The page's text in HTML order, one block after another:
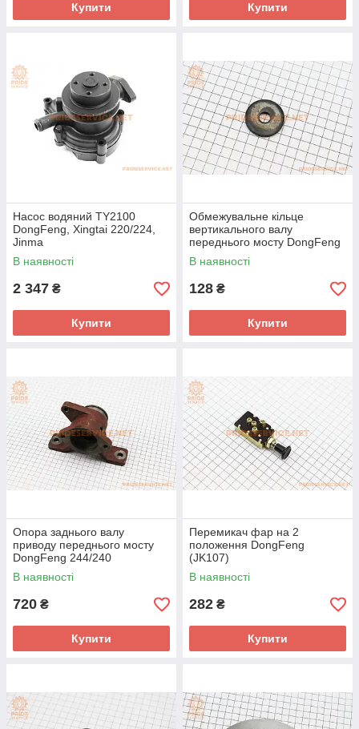
Купити Купити
Насос водяний TY2100
DongFeng, Xingtai 220/224,
Jinma
В наявності
2 347 ₴
Купити
Обмежувальне кільце
вертикального валу
переднього мосту DongFeng
(304.31.110-1)
В наявності
128 ₴
Купити
Опора заднього валу
приводу переднього мосту
DongFeng 244/240
(304.36.109)
В наявності
720 ₴
Купити
Перемикач фар на 2
положення DongFeng
(JK107)
В наявності
282 ₴
Купити